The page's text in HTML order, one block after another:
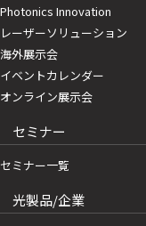
Photonics Innovation
レーザーソリューション
海外展示会
イベントカレンダー
オンライン展示会
セミナー
セミナー一覧
光製品/企業